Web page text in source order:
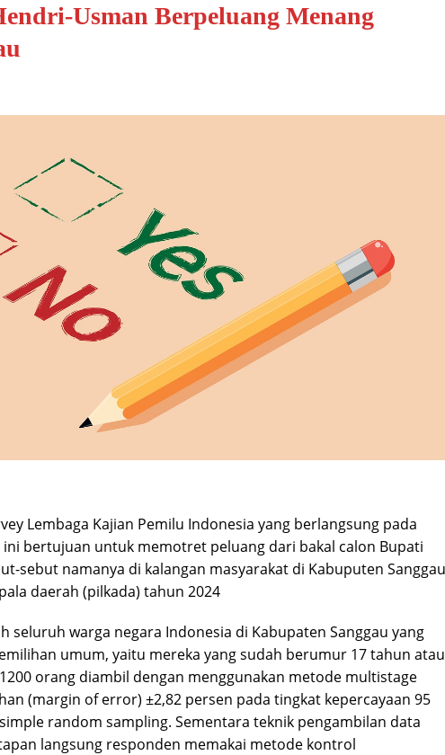
Usman Berpeluang Menang
Lembaga Kajian Pemilu Indonesia yang berlangsung pada
ini bertujuan untuk memotret peluang dari bakal calon Bupati
sebut namanya di kalangan masyarakat di Kabuputen Sanggau
daerah (pilkada) tahun 2024
seluruh warga negara Indonesia di Kabupaten Sanggau yang
umum, yaitu mereka yang sudah berumur 17 tahun atau
orang diambil dengan menggunakan metode multistage
(margin of error) ±2,82 persen pada tingkat kepercayaan 95
random sampling. Sementara teknik pengambilan data
langsung responden memakai metode kontrol